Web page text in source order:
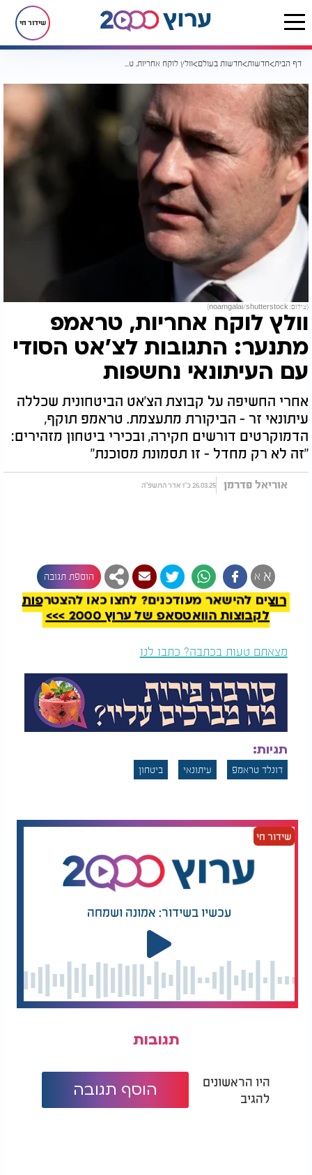
שידור חי
דף הבית חדשות חדשות בעולם וולץ לוקח אחריות, טראמפ מתנער: התגובות לצ'אט הסודי עם העיתונאי נחשפות
(צילום: noamgalai/shutterstock)
וולץ לוקח אחריות, טראמפ
מתנער: התגובות לצ'אט הסודי
עם העיתונאי נחשפות
אחרי החשיפה על קבוצת הצ'אט הביטחונית שכללה
עיתונאי זר - הביקורת מתעצמת. טראמפ תוקף,
הדמוקרטים דורשים חקירה, ובכירי ביטחון מזהירים:
"זה לא רק מחדל - זו תסמונת מסוכנת"
אוריאל פדרמן 26.03.25 כ"ו אדר התשפ"ה
א א הוספת תגובה
רוצים להישאר מעודכנים? לחצו כאן להצטרפות
לקבוצות הוואטסאפ של ערוץ 2000 >>>
מצאתם טעות בכתבה? כתבו לנו
תגיות:
דונלד טראמפ עיתונאי ביטחון
שידור חי
עכשיו בשידור: אמונה ושמחה
תגובות
היו הראשונים
להגיב
הוסף תגובה